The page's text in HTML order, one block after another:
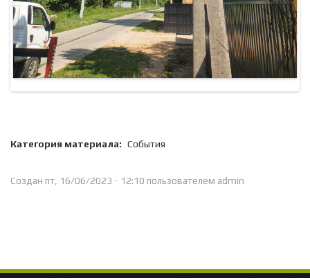
Категория материала: События
Создан пт, 16/06/2023 - 12:10 пользователем admin